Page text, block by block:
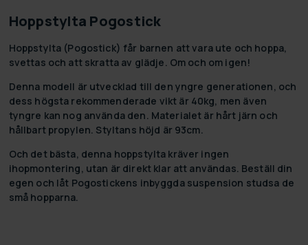
Hoppstylta Pogostick
Hoppstylta (Pogostick) får barnen att vara ute och hoppa,
svettas och att skratta av glädje. Om och om igen!
Denna modell är utvecklad till den yngre generationen, och
dess högsta rekommenderade vikt är 40kg, men även
tyngre kan nog använda den. Materialet är hårt järn och
hållbart propylen. Styltans höjd är 93cm.
Och det bästa, denna hoppstylta kräver ingen
ihopmontering, utan är direkt klar att användas. Beställ din
egen och låt Pogostickens inbyggda suspension studsa de
små hopparna.